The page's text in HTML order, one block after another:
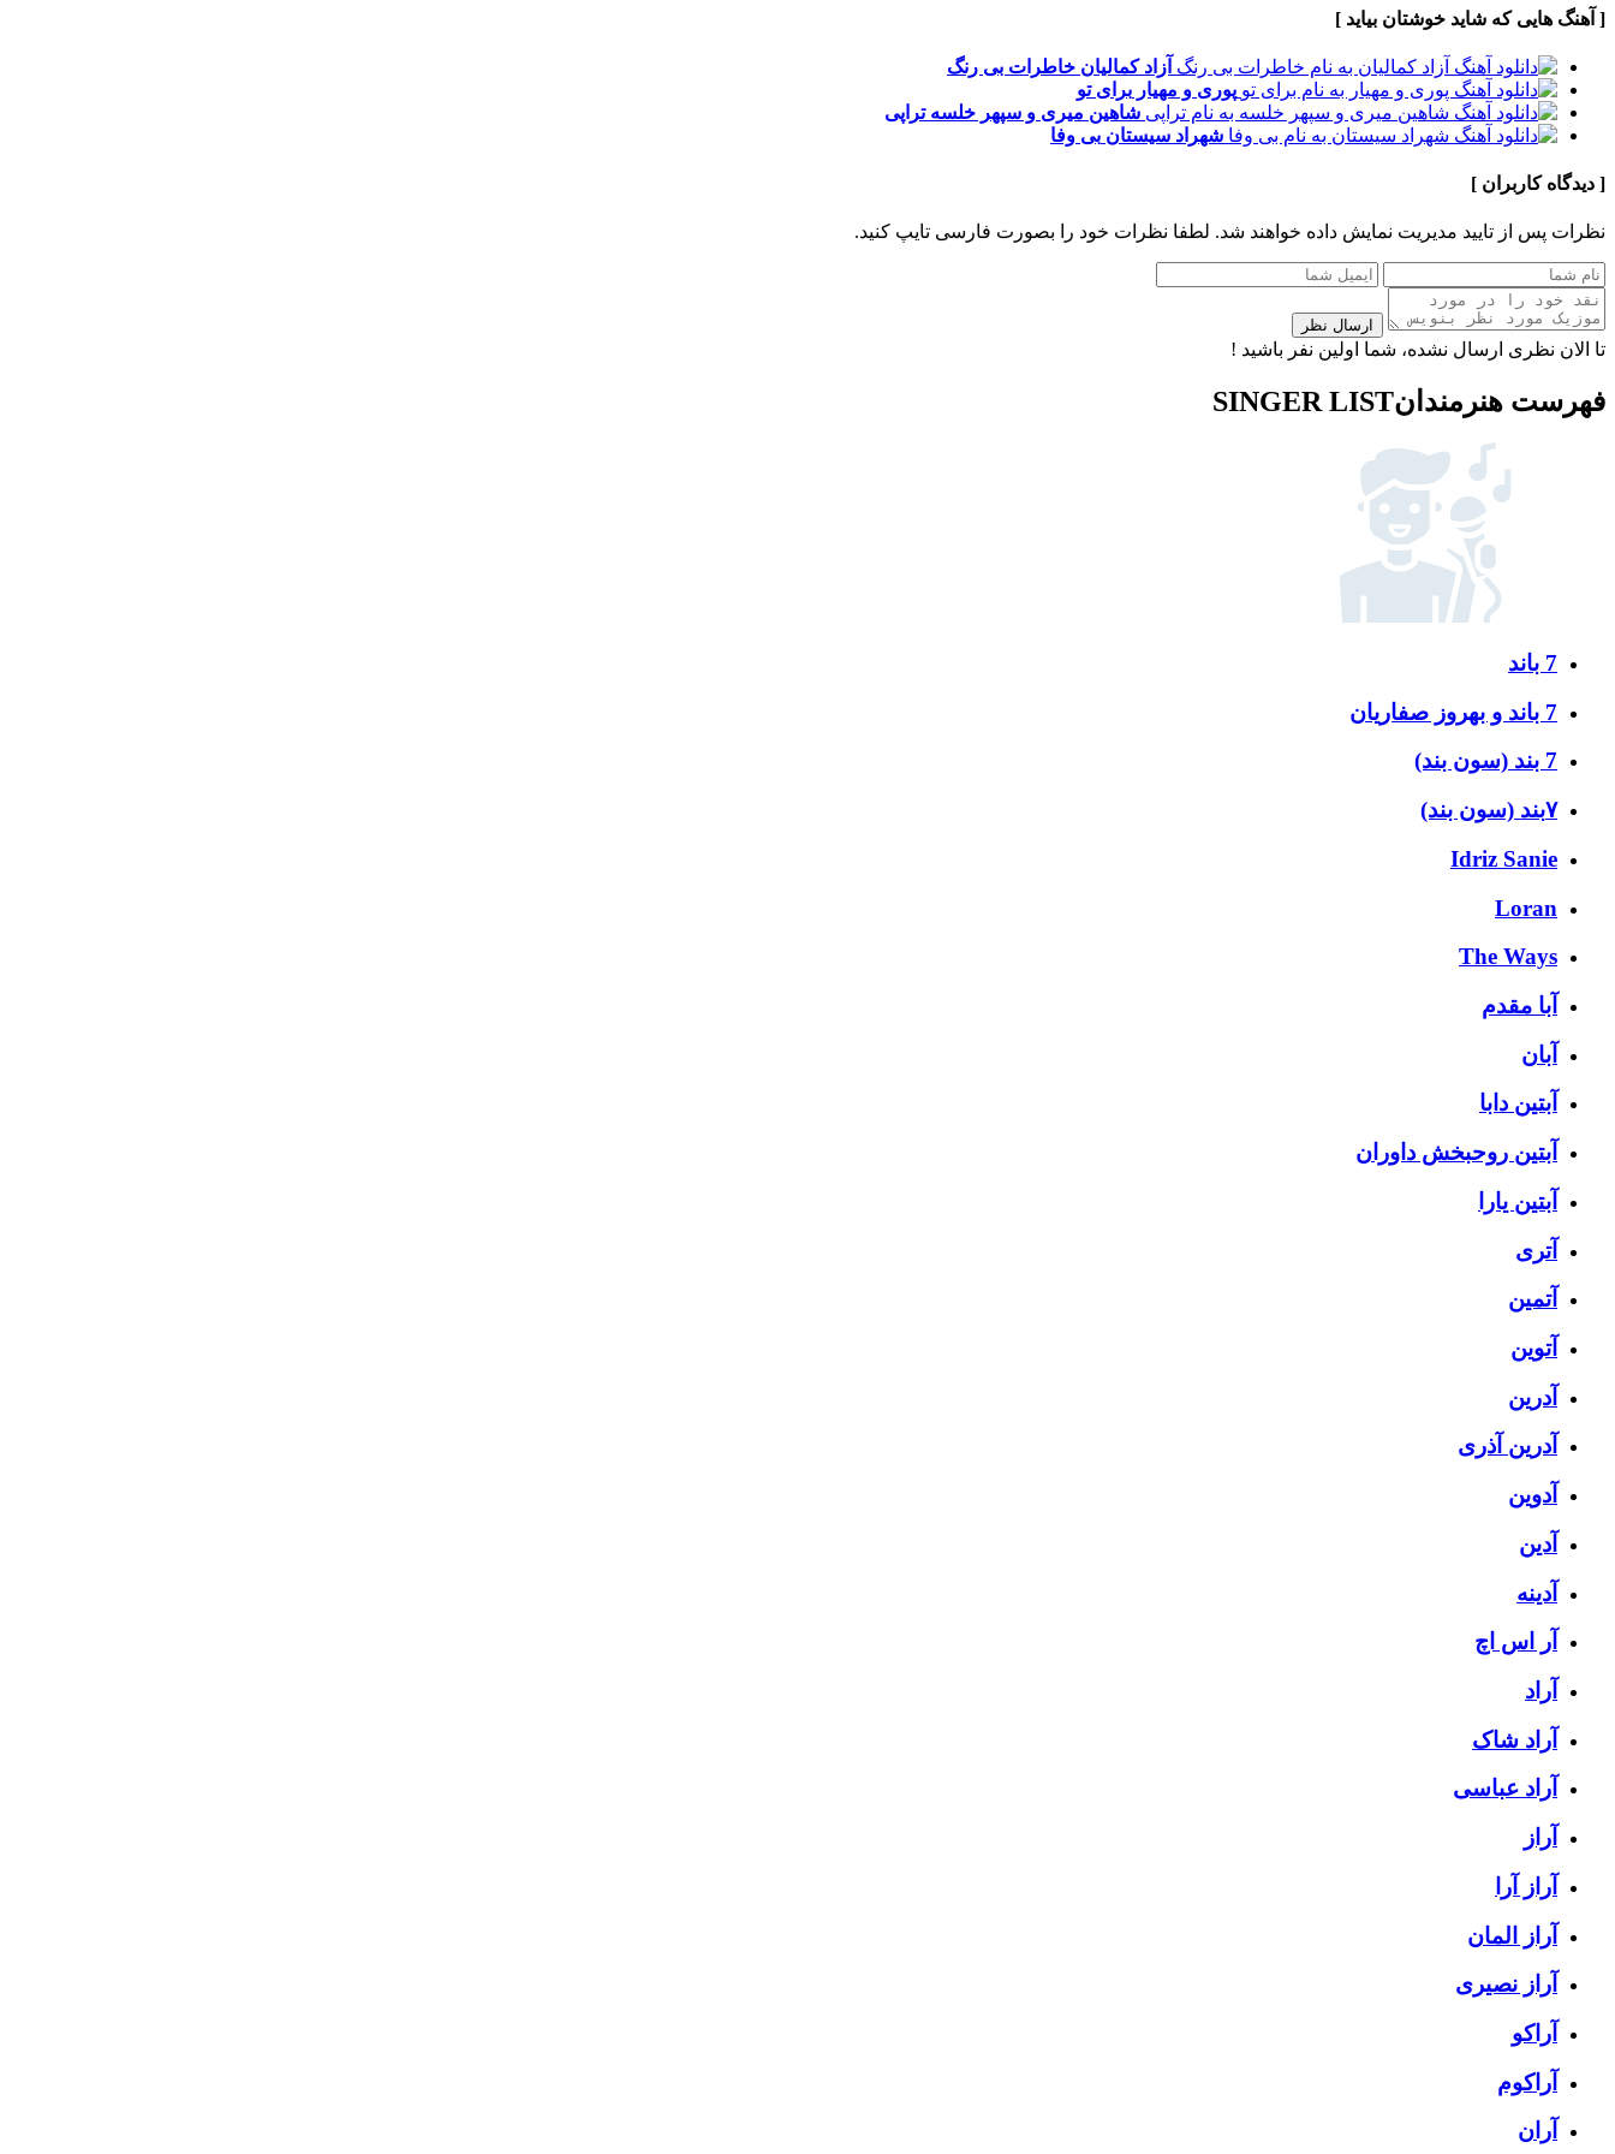
[ آهنگ هایی که شاید خوشتان بیاید ]
آزاد کمالیان خاطرات بی رنگ
پوری و مهیار برای تو
شاهین میری و سپهر خلسهتراپی
شهراد سیستان بی وفا
[ دیدگاه کاربران ]
نظرات پس از تایید مدیریت نمایش داده خواهند شد. لطفا نظرات خود را بصورت فارسی تایپ کنید.
ارسال نظر
تا الان نظری ارسال نشده، شما اولین نفر باشید !
فهرست هنرمندانSINGER LIST
7 باند
7 باند و بهروز صفاریان
7 بند (سون بند)
۷بند (سون بند)
Idriz Sanie
Loran
The Ways
آبا مقدم
آبان
آبتین دابا
آبتین روحبخش داوران
آبتین یارا
آتری
آتمین
آتوین
آدرین
آدرین آذری
آدوین
آدین
آدینه
آر اس اچ
آراد
آراد شاک
آراد عباسی
آراز
آراز آرا
آراز المان
آراز نصیری
آراکو
آراکوم
آران